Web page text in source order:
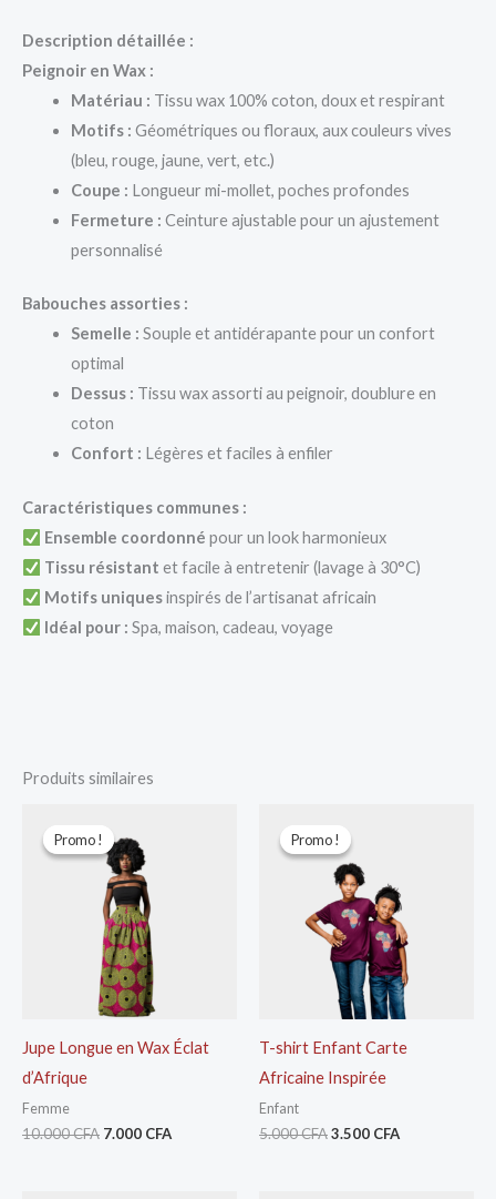
Description détaillée :
Peignoir en Wax :
Matériau : Tissu wax 100% coton, doux et respirant
Motifs : Géométriques ou floraux, aux couleurs vives
(bleu, rouge, jaune, vert, etc.)
Coupe : Longueur mi-mollet, poches profondes
Fermeture : Ceinture ajustable pour un ajustement
personnalisé
Babouches assorties :
Semelle : Souple et antidérapante pour un confort
optimal
Dessus : Tissu wax assorti au peignoir, doublure en
coton
Confort : Légères et faciles à enfiler
Caractéristiques communes :
Ensemble coordonné pour un look harmonieux
Tissu résistant et facile à entretenir (lavage à 30°C)
Motifs uniquesinspirés de l’artisanat africain
Idéal pour : Spa, maison, cadeau, voyage
Produits similaires
Promo !
Promo !
Jupe Longue en Wax Éclat
d’Afrique
Femme
10.000CFA
initial
était :
10.000 CFA.
7.000 CFA
Promo !
Promo !
T-shirt Enfant Carte
Africaine Inspirée
Enfant
5.000CFA
prix
initial
était :
5.000 CFA.
3.500 CFA